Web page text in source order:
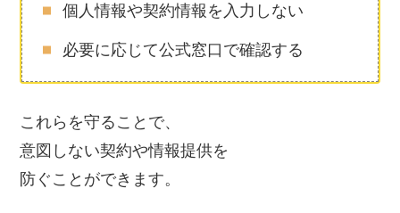
個人情報や契約情報を入力しない
必要に応じて公式窓口で確認する
これらを守ることで、
意図しない契約や情報提供を
防ぐことができます。